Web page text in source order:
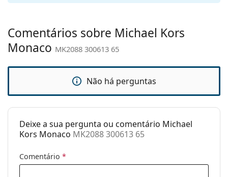
Acessórios
Estojo:
Sim
Pano de
Sim
Outros
Categoria:
Óculos de sol
Uso:
Moda
Comentários sobre Michael Kors
Monaco MK2088 300613 65
Não há perguntas
Deixe a sua pergunta ou comentário Michael
Kors Monaco MK2088 300613 65
Comentário *